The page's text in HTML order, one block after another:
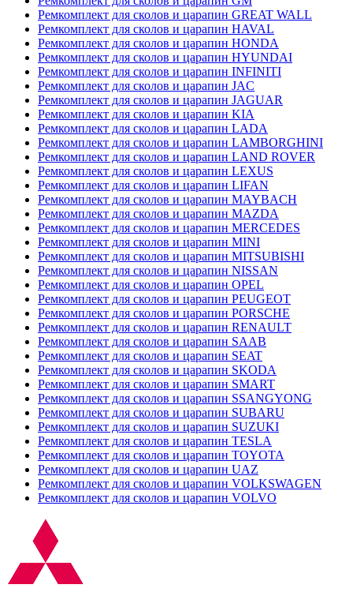
Ремкомплект для сколов и царапин GREAT WALL
Ремкомплект для сколов и царапин HAVAL
Ремкомплект для сколов и царапин HONDA
Ремкомплект для сколов и царапин HYUNDAI
Ремкомплект для сколов и царапин INFINITI
Ремкомплект для сколов и царапин JAC
Ремкомплект для сколов и царапин JAGUAR
Ремкомплект для сколов и царапин KIA
Ремкомплект для сколов и царапин LADA
Ремкомплект для сколов и царапин LAMBORGHINI
Ремкомплект для сколов и царапин LAND ROVER
Ремкомплект для сколов и царапин LEXUS
Ремкомплект для сколов и царапин LIFAN
Ремкомплект для сколов и царапин MAYBACH
Ремкомплект для сколов и царапин MAZDA
Ремкомплект для сколов и царапин MERCEDES
Ремкомплект для сколов и царапин MINI
Ремкомплект для сколов и царапин MITSUBISHI
Ремкомплект для сколов и царапин NISSAN
Ремкомплект для сколов и царапин OPEL
Ремкомплект для сколов и царапин PEUGEOT
Ремкомплект для сколов и царапин PORSCHE
Ремкомплект для сколов и царапин RENAULT
Ремкомплект для сколов и царапин SAAB
Ремкомплект для сколов и царапин SEAT
Ремкомплект для сколов и царапин SKODA
Ремкомплект для сколов и царапин SMART
Ремкомплект для сколов и царапин SSANGYONG
Ремкомплект для сколов и царапин SUBARU
Ремкомплект для сколов и царапин SUZUKI
Ремкомплект для сколов и царапин TESLA
Ремкомплект для сколов и царапин TOYOTA
Ремкомплект для сколов и царапин UAZ
Ремкомплект для сколов и царапин VOLKSWAGEN
Ремкомплект для сколов и царапин VOLVO